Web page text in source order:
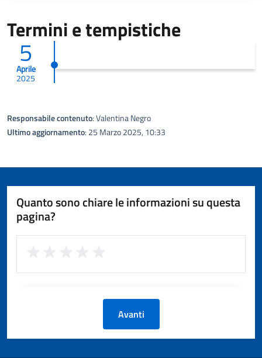
Termini e tempistiche
5
Aprile
2025
Responsabile contenuto: Valentina Negro
Ultimo aggiornamento: 25 Marzo 2025, 10:33
Quanto sono chiare le informazioni su questa
pagina?
Avanti